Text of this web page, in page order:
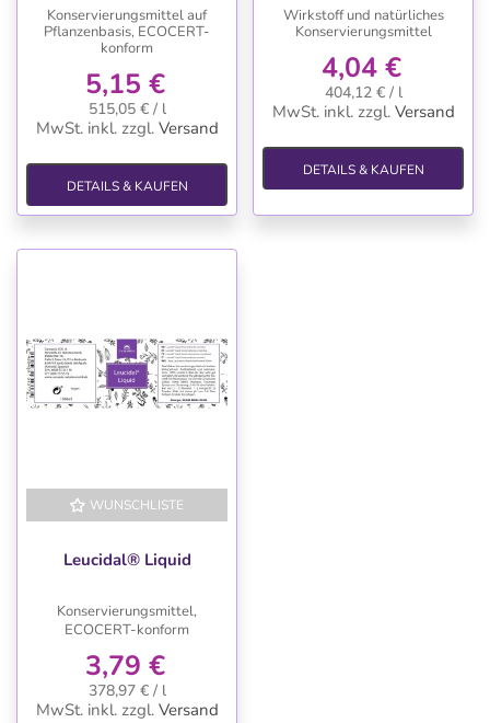
Konservierungsmittel auf
Pflanzenbasis, ECOCERT-
konform
5,15 €
515,05 € / l
MwSt. inkl. zzgl. Versand
DETAILS & KAUFEN
Wirkstoff und natürliches
Konservierungsmittel
4,04 €
404,12 € / l
MwSt. inkl. zzgl. Versand
DETAILS & KAUFEN
WUNSCHLISTE
Leucidal® Liquid
Konservierungsmittel,
ECOCERT-konform
3,79 €
378,97 € / l
MwSt. inkl. zzgl. Versand